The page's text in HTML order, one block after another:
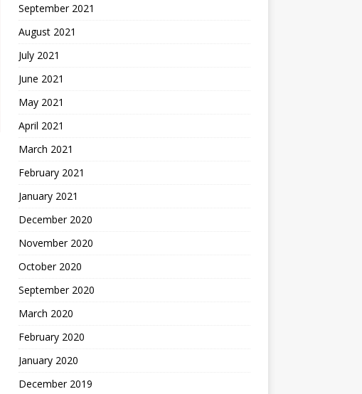
September 2021
August 2021
July 2021
June 2021
May 2021
April 2021
March 2021
February 2021
January 2021
December 2020
November 2020
October 2020
September 2020
March 2020
February 2020
January 2020
December 2019